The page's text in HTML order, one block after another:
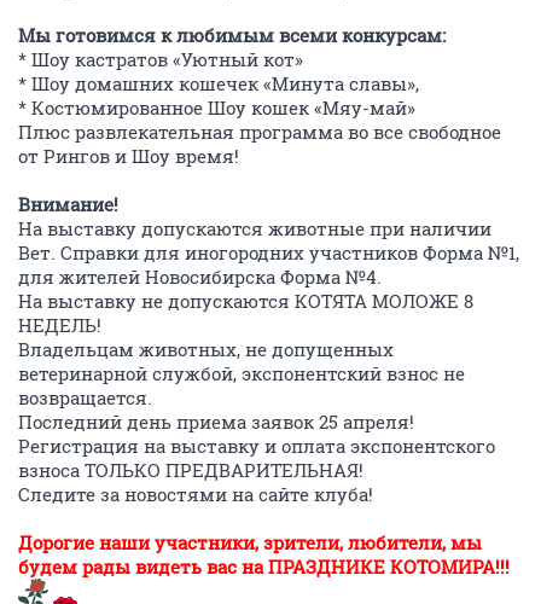
Мы готовимся к любимым всеми конкурсам:
* Шоу кастратов «Уютный кот»
* Шоу домашних кошечек «Минута славы»,
* Костюмированное Шоу кошек «Мяу-май»
Плюс развлекательная программа во все свободное
от Рингов и Шоу время!
Внимание!
На выставку допускаются животные при наличии
Вет. Справки для иногородних участников Форма №1,
для жителей Новосибирска Форма №4.
На выставку не допускаются КОТЯТА МОЛОЖЕ 8
НЕДЕЛЬ!
Владельцам животных, не допущенных
ветеринарной службой, экспонентский взнос не
возвращается.
Последний день приема заявок 25 апреля!
Регистрация на выставку и оплата экспонентского
взноса ТОЛЬКО ПРЕДВАРИТЕЛЬНАЯ!
Следите за новостями на сайте клуба!
Дорогие наши участники, зрители, любители, мы
будем рады видеть вас на ПРАЗДНИКЕ КОТОМИРА!!!